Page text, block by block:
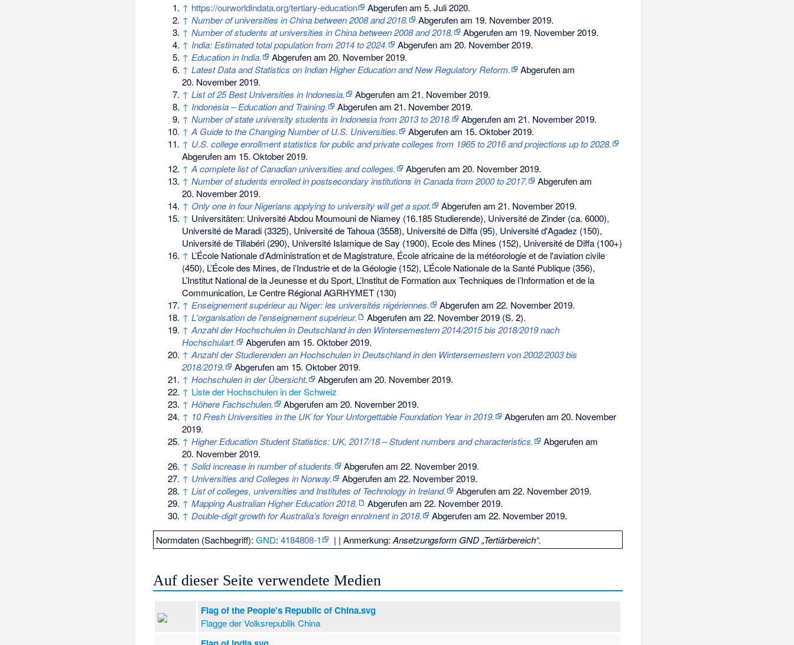
↑ https://ourworldindata.org/tertiary-education
Abgerufen am 5. Juli 2020.
↑ Number of universities in China between 2008 and 2018. Abgerufen am 19. November 2019.
↑ Number of students at universities in China between 2008 and 2018. Abgerufen am 19. November 2019.
↑ India: Estimated total population from 2014 to 2024. Abgerufen am 20. November 2019.
↑ Education in India. Abgerufen am 20. November 2019.
↑ Latest Data and Statistics on Indian Higher Education and New Regulatory Reform.
Abgerufen am
20. November 2019.
↑ List of 25 Best Universities in Indonesia. Abgerufen am 21. November 2019.
↑ Indonesia – Education and Training. Abgerufen am 21. November 2019.
↑ Number of state university students in Indonesia from 2013 to 2018. Abgerufen am 21. November 2019.
↑ A Guide to the Changing Number of U.S. Universities. Abgerufen am 15. Oktober 2019.
↑ U.S. college enrollment statistics for public and private colleges from 1965 to 2016 and projections up to 2028.
Abgerufen am 15. Oktober 2019.
↑ A complete list of Canadian universities and colleges. Abgerufen am 20. November 2019.
↑ Number of students enrolled in postsecondary institutions in Canada from 2000 to 2017.
Abgerufen am
20. November 2019.
↑ Only one in four Nigerians applying to university will get a spot. Abgerufen am 21. November 2019.
↑ Universitäten: Université Abdou Moumouni de Niamey (16.185 Studierende), Université de Zinder (ca. 6000),
Université de Maradi (3325), Université de Tahoua (3558), Université de Diffa (95), Université d'Agadez (150),
Université de Tillabéri (290), Université Islamique de Say (1900), Ecole des Mines (152), Université de Diffa (100+)
↑ L’École Nationale d’Administration et de Magistrature, École africaine de la météorologie et de l'aviation civile
(450), L’École des Mines, de l’Industrie et de la Géologie (152), L’École Nationale de la Santé Publique (356),
L’Institut National de la Jeunesse et du Sport, L’Institut de Formation aux Techniques de l’Information et de la
Communication, Le Centre Régional AGRHYMET (130)
↑ Enseignement supérieur au Niger: les universités nigériennes. Abgerufen am 22. November 2019.
↑ L'organisation de l'enseignement supérieur. Abgerufen am 22. November 2019 (S. 2).
↑ Anzahl der Hochschulen in Deutschland in den Wintersemestern 2014/2015 bis 2018/2019 nach
Hochschulart.
Abgerufen am 15. Oktober 2019.
↑ Anzahl der Studierenden an Hochschulen in Deutschland in den Wintersemestern von 2002/2003 bis
2018/2019.
Abgerufen am 15. Oktober 2019.
↑ Hochschulen in der Übersicht. Abgerufen am 20. November 2019.
↑ Liste der Hochschulen in der Schweiz
↑ Höhere Fachschulen. Abgerufen am 20. November 2019.
↑ 10 Fresh Universities in the UK for Your Unforgettable Foundation Year in 2019.
Abgerufen am 20. November
2019.
↑ Higher Education Student Statistics: UK, 2017/18 – Student numbers and characteristics.
Abgerufen am
20. November 2019.
↑ Solid increase in number of students. Abgerufen am 22. November 2019.
↑ Universities and Colleges in Norway. Abgerufen am 22. November 2019.
↑ List of colleges, universities and Institutes of Technology in Ireland. Abgerufen am 22. November 2019.
↑ Mapping Australian Higher Education 2018. Abgerufen am 22. November 2019.
↑ Double-digit growth for Australia’s foreign enrolment in 2018. Abgerufen am 22. November 2019.
Normdaten (Sachbegriff):GND:4184808-1 | | Anmerkung:Ansetzungsform GND „Tertiärbereich“.
Auf dieser Seite verwendete Medien
Flag of the People's Republic of China.svg
Flagge der Volksrepublik China